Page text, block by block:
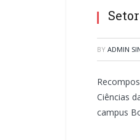
BY ADMIN
Ciências
campus